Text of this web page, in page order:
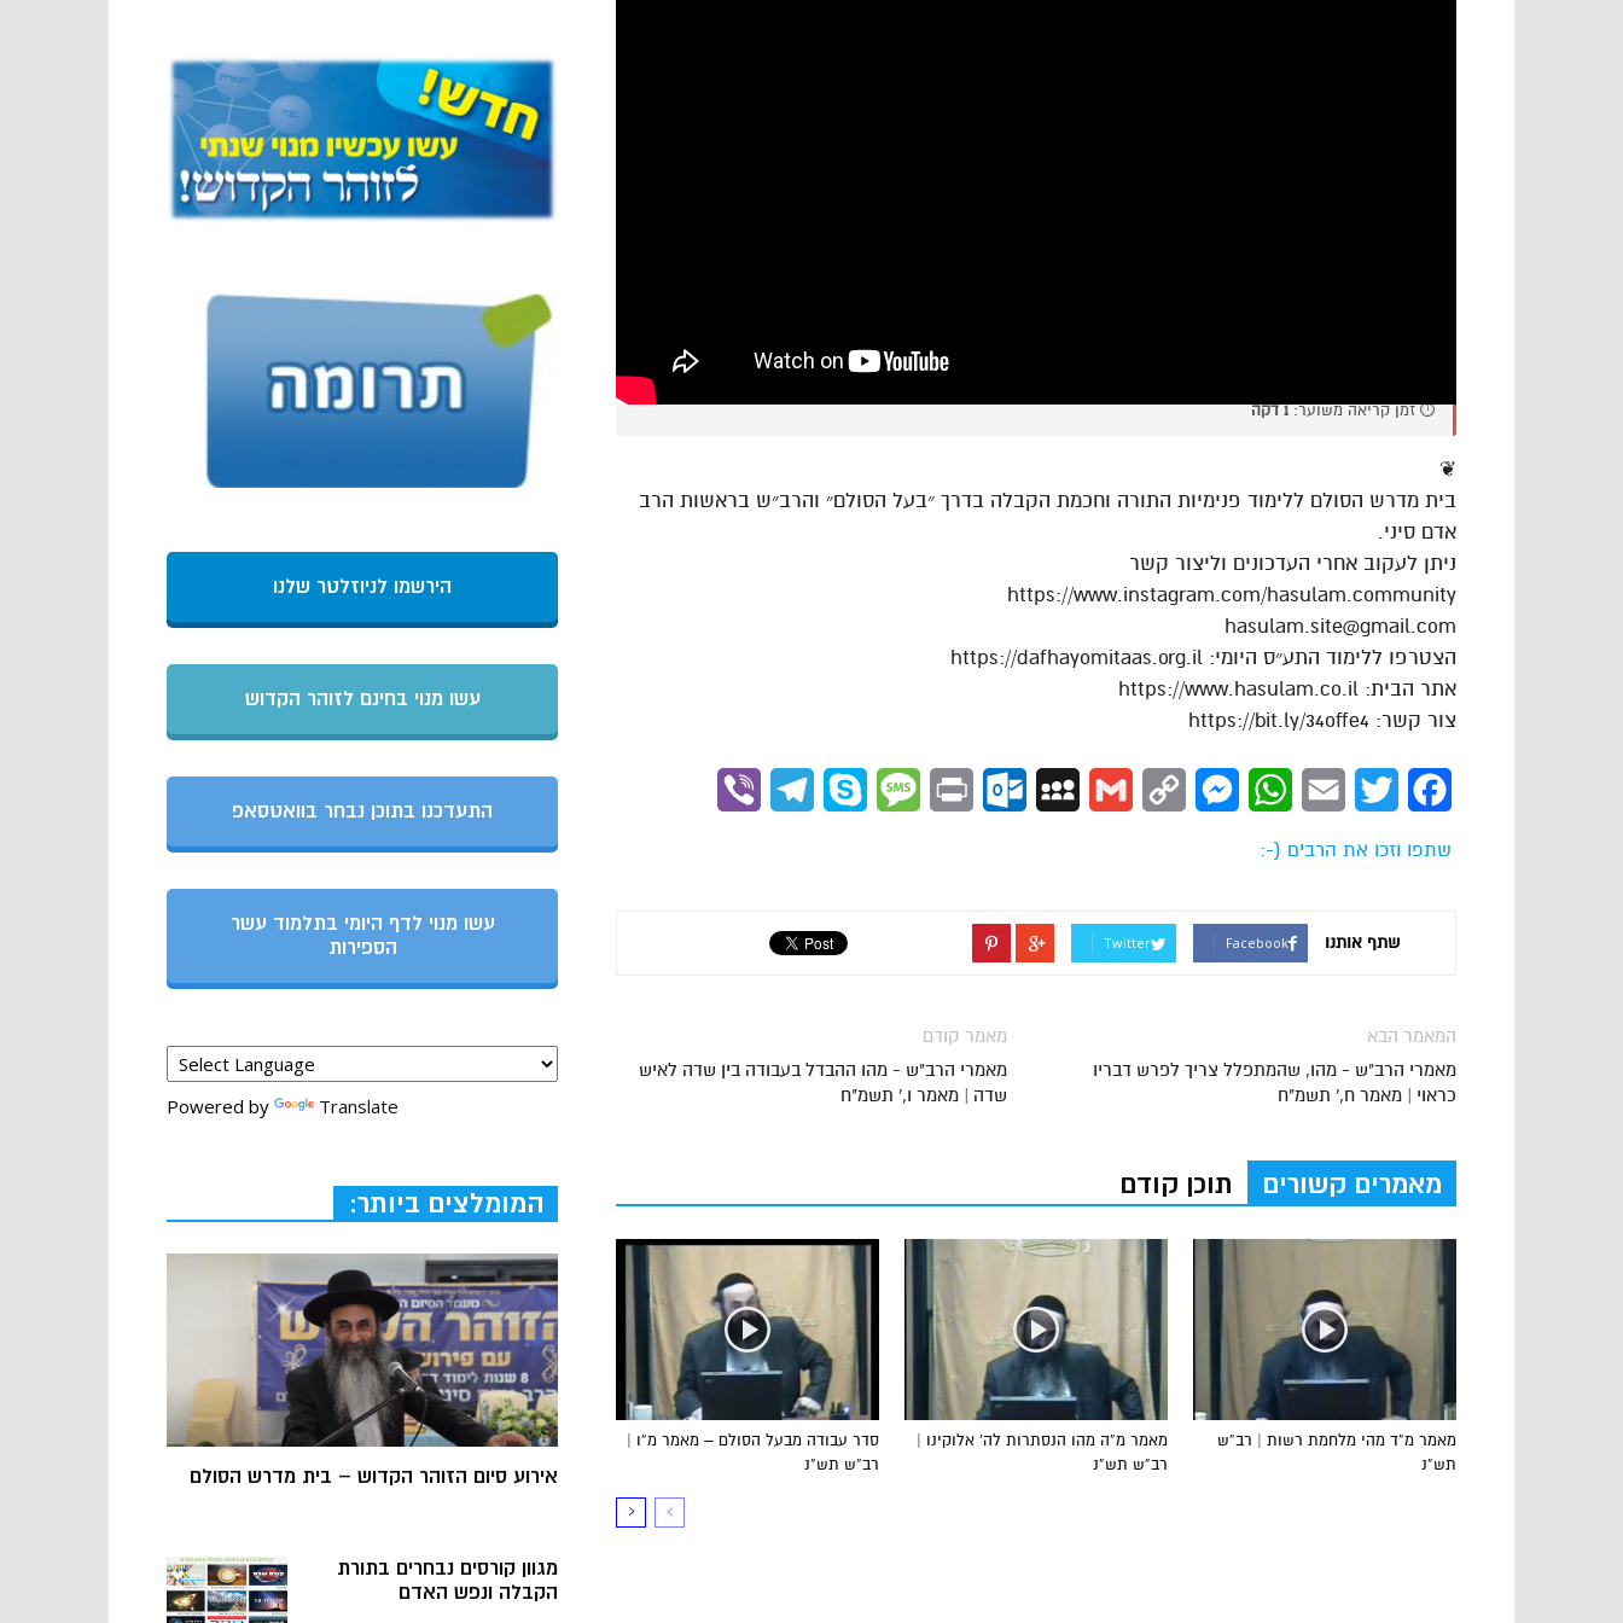
⏱️ זמן קריאה משוער:1 דקה
❦
בית מדרש הסולם ללימוד פנימיות התורה וחכמת הקבלה בדרך ״בעל הסולם״ והרב״ש בראשות הרב
אדם סיני.
ניתן לעקוב אחרי העדכונים וליצור קשר
https://www.instagram.com/hasulam.community
hasulam.site@gmail.com
הצטרפו ללימוד התע״ס היומי: https://dafhayomitaas.org.il
אתר הבית: https://www.hasulam.co.il
צור קשר: https://bit.ly/34offe4
Facebook
Twitter
Email
WhatsApp
Messenger
Copy
Gmail
MySpace
Outlook.com
Print
Message
Skype
Telegram
שתפו וזכו את הרבים (-:
שתף אותנו Facebook
Twitter
מאמר קודם
מאמרי הרב"ש - מהו ההבדל בעבודה בין שדה לאיש
שדה | מאמר ו,' תשמ"ח
המאמר הבא
מאמרי הרב"ש - מהו, שהמתפלל צריך לפרש דבריו
כראוי | מאמר ח,' תשמ"ח
מאמרים קשורים תוכן קודם
סדר עבודה מבעל הסולם – מאמר מ”ו |
רב”ש תש”נ
מאמר מ”ה מהו הנסתרות לה’ אלוקינו |
רב”ש תש”נ
מאמר מ”ד מהי מלחמת רשות | רב”ש
תש”נ
הירשמו לניוזלטר שלנו
עשו מנוי בחינם לזוהר הקדוש
התעדכנו בתוכן נבחר בוואטסאפ
עשו מנוי לדף היומי בתלמוד עשר
הספירות
Powered by Translate
המומלצים ביותר:
אירוע סיום הזוהר הקדוש – בית מדרש הסולם
מגוון קורסים נבחרים בתורת
הקבלה ונפש האדם